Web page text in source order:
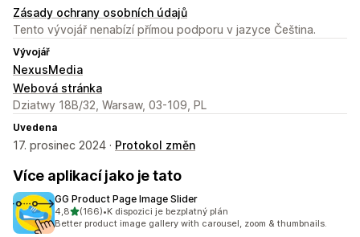
Zásady ochrany osobních údajů
Tento vývojář nenabízí přímou podporu v jazyce Čeština.
Vývojář
NexusMedia
Webová stránka
Dziatwy 18B/32, Warsaw, 03-109, PL
Uvedena
17. prosinec 2024 · Protokol změn
Více aplikací jako je tato
GG Product Page Image Slider
4,8z 5 hvězd
(166)
Celkový počet recenzí: 166
•K dispozici je bezplatný plán
Better product image gallery with carousel, zoom & thumbnails.